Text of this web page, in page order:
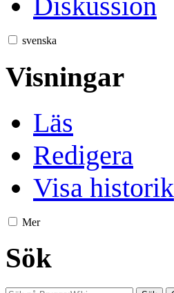
svenska
Visningar
Läs
Redigera
Visa historik
Mer
Sök